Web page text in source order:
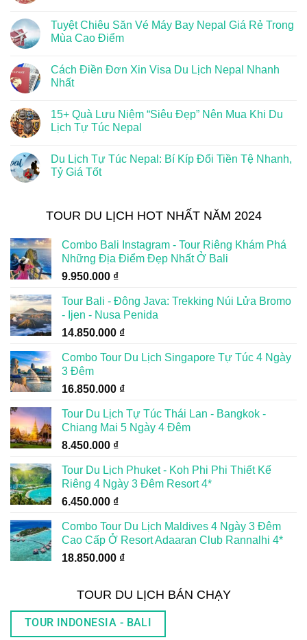
Tuyệt Chiêu Săn Vé Máy Bay Nepal Giá Rẻ Trong
Mùa Cao Điểm
Cách Điền Đơn Xin Visa Du Lịch Nepal Nhanh
Nhất
15+ Quà Lưu Niệm “Siêu Đẹp” Nên Mua Khi Du
Lịch Tự Túc Nepal
Du Lịch Tự Túc Nepal: Bí Kíp Đổi Tiền Tệ Nhanh,
Tỷ Giá Tốt
TOUR DU LỊCH HOT NHẤT NĂM 2024
Combo Bali Instagram - Tour Riêng Khám Phá
Những Địa Điểm Đẹp Nhất Ở Bali
9.950.000 ₫
Tour Bali - Đông Java: Trekking Núi Lửa Bromo
- Ijen - Nusa Penida
14.850.000 ₫
Combo Tour Du Lịch Singapore Tự Túc 4 Ngày
3 Đêm
16.850.000 ₫
Tour Du Lịch Tự Túc Thái Lan - Bangkok -
Chiang Mai 5 Ngày 4 Đêm
8.450.000 ₫
Tour Du Lịch Phuket - Koh Phi Phi Thiết Kế
Riêng 4 Ngày 3 Đêm Resort 4*
6.450.000 ₫
Combo Tour Du Lịch Maldives 4 Ngày 3 Đêm
Cao Cấp Ở Resort Adaaran Club Rannalhi 4*
18.850.000 ₫
TOUR DU LỊCH BÁN CHẠY
TOUR INDONESIA - BALI